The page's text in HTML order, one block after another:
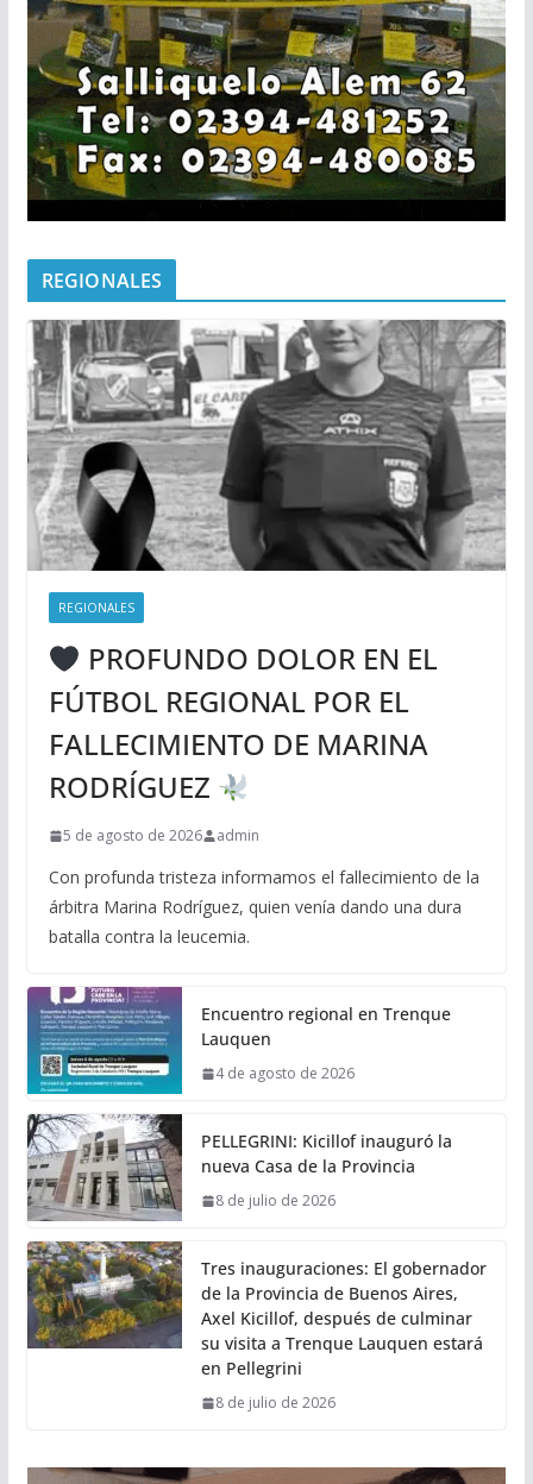
REGIONALES
REGIONALES
PROFUNDO DOLOR EN EL
FÚTBOL REGIONAL POR EL
FALLECIMIENTO DE MARINA
RODRÍGUEZ
5 de agosto de 2026 admin
Con profunda tristeza informamos el fallecimiento de la
árbitra Marina Rodríguez, quien venía dando una dura
batalla contra la leucemia.
Encuentro regional en Trenque
Lauquen
4 de agosto de 2026
PELLEGRINI: Kicillof inauguró la
nueva Casa de la Provincia
8 de julio de 2026
Tres inauguraciones: El gobernador
de la Provincia de Buenos Aires,
Axel Kicillof, después de culminar
su visita a Trenque Lauquen estará
en Pellegrini
8 de julio de 2026